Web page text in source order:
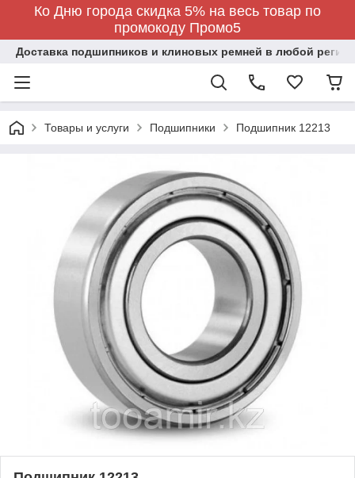
Ко Дню города скидка 5% на весь товар по
промокоду Промо5
Доставка подшипников и клиновых ремней в любой регион
Товары и услуги Подшипники Подшипник 12213